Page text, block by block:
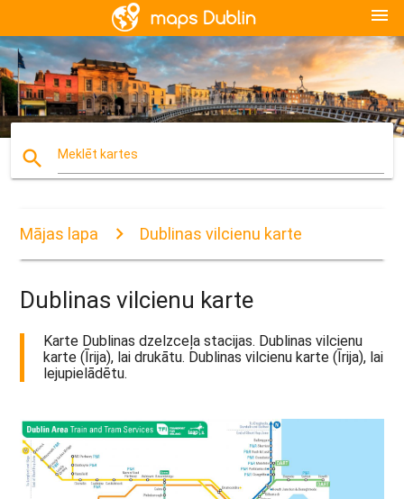
menu
search Meklēt kartes
Mājas lapa Dublinas vilcienu karte
Dublinas vilcienu karte
Karte Dublinas dzelzceļa stacijas. Dublinas vilcienu
karte (Īrija), lai drukātu. Dublinas vilcienu karte (Īrija), lai
lejupielādētu.